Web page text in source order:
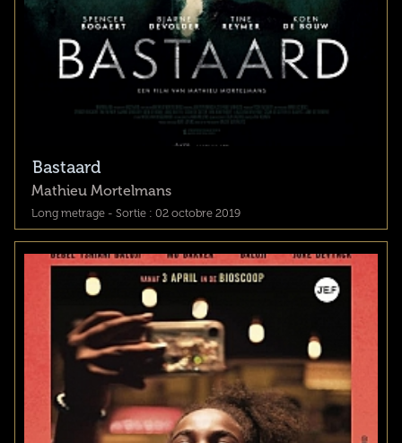
Bastaard
Mathieu Mortelmans
Long metrage - Sortie : 02 octobre 2019